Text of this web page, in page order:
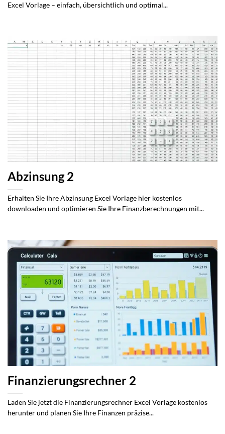
Excel Vorlage – einfach, übersichtlich und optimal...
Abzinsung 2
Erhalten Sie Ihre Abzinsung Excel Vorlage hier kostenlos
downloaden und optimieren Sie Ihre Finanzberechnungen mit...
Finanzierungsrechner 2
Laden Sie jetzt die Finanzierungsrechner Excel Vorlage kostenlos
herunter und planen Sie Ihre Finanzen präzise...